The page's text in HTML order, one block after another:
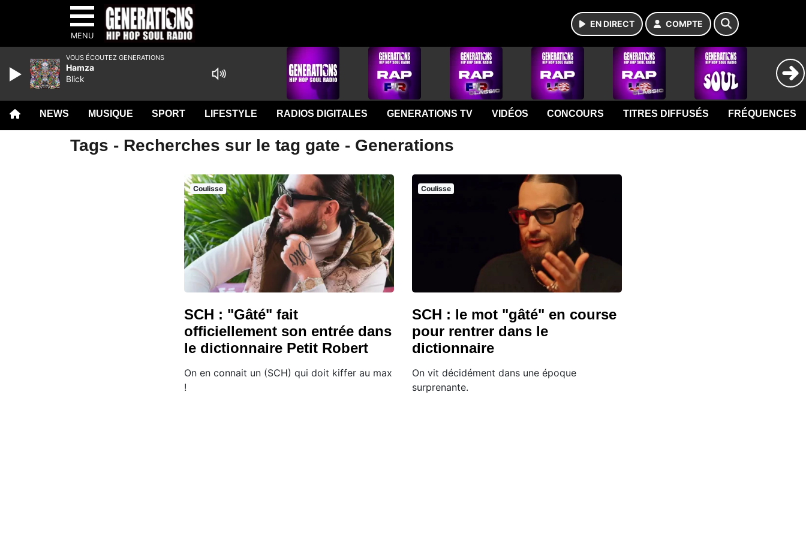
MENU
EN DIRECT COMPTE
NEWS MUSIQUE SPORT LIFESTYLE RADIOS DIGITALES GENERATIONS TV VIDÉOS CONCOURS TITRES DIFFUSÉS FRÉQUENCES
Tags - Recherches sur le tag gate - Generations
Coulisse
SCH : "Gâté" fait
officiellement son entrée dans
le dictionnaire Petit Robert
On en connait un (SCH) qui doit kiffer au max
!
Coulisse
SCH : le mot "gâté" en course
pour rentrer dans le
dictionnaire
On vit décidément dans une époque
surprenante.
VOUS ÉCOUTEZ GENERATIONS
Hamza
Blick